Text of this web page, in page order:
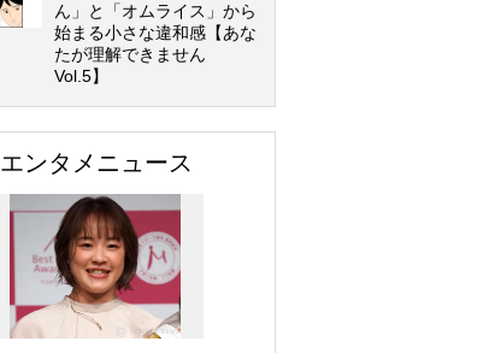
ん」と「オムライス」から
始まる小さな違和感【あな
たが理解できません
Vol.5】
エンタメニュース